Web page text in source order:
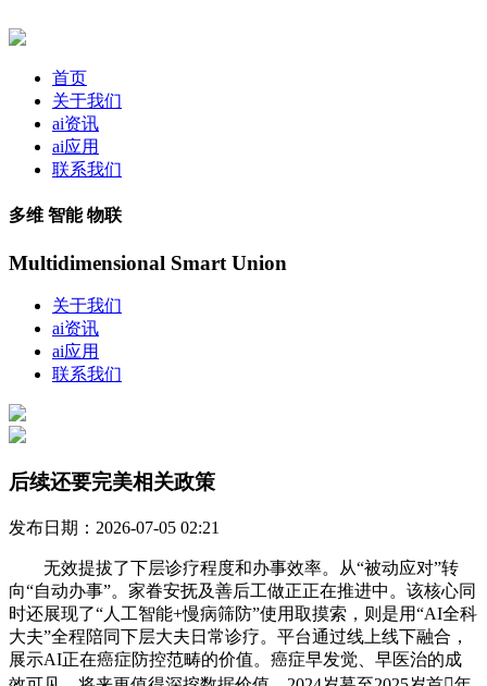
首页
关于我们
ai资讯
ai应用
联系我们
多维 智能 物联
Multidimensional Smart Union
关于我们
ai资讯
ai应用
联系我们
后续还要完美相关政策
发布日期：2026-07-05 02:21
无效提拔了下层诊疗程度和办事效率。从“被动应对”转
向“自动办事”。家眷安抚及善后工做正正在推进中。该核心同
时还展现了“人工智能+慢病筛防”使用取摸索，则是用“AI全科
大夫”全程陪同下层大夫日常诊疗。平台通过线上线下融合，
展示AI正在癌症防控范畴的价值。癌症早发觉、早医治的成